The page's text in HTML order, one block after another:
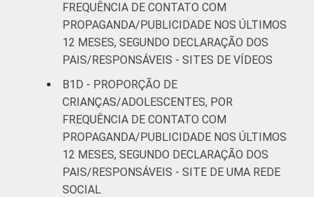
SOCIAL
C 14 73
DE 6 74
¹Base: 1 813 usuários de Internet de 9 a 17
anos que viram alguma
propaganda/publicidade de algum produto ou
marca. Dados coletados entre setembro de
2013 e janeiro de 2014.
Fonte: NIC.br - set/2013 a jan/2014
FREQUÊNCIA DE CONTATO COM
PROPAGANDA/PUBLICIDADE NOS ÚLTIMOS
12 MESES, SEGUNDO DECLARAÇÃO DOS
PAIS/RESPONSÁVEIS - SITES DE VÍDEOS
B1D - PROPORÇÃO DE
CRIANÇAS/ADOLESCENTES, POR
FREQUÊNCIA DE CONTATO COM
PROPAGANDA/PUBLICIDADE NOS ÚLTIMOS
12 MESES, SEGUNDO DECLARAÇÃO DOS
PAIS/RESPONSÁVEIS - SITE DE UMA REDE
SOCIAL